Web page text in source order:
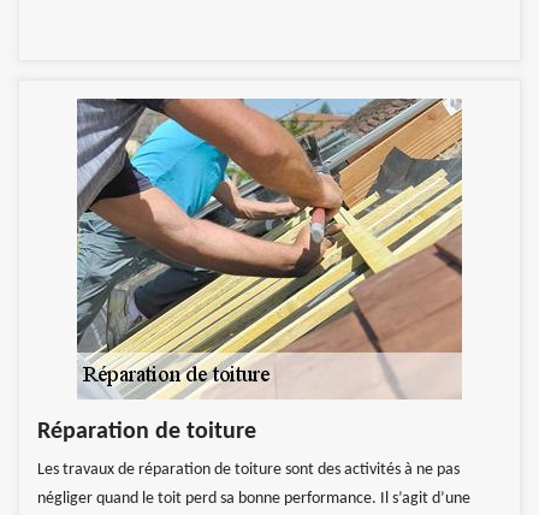
Réparation de toiture
Les travaux de réparation de toiture sont des activités à ne pas
négliger quand le toit perd sa bonne performance. Il s’agit d’une